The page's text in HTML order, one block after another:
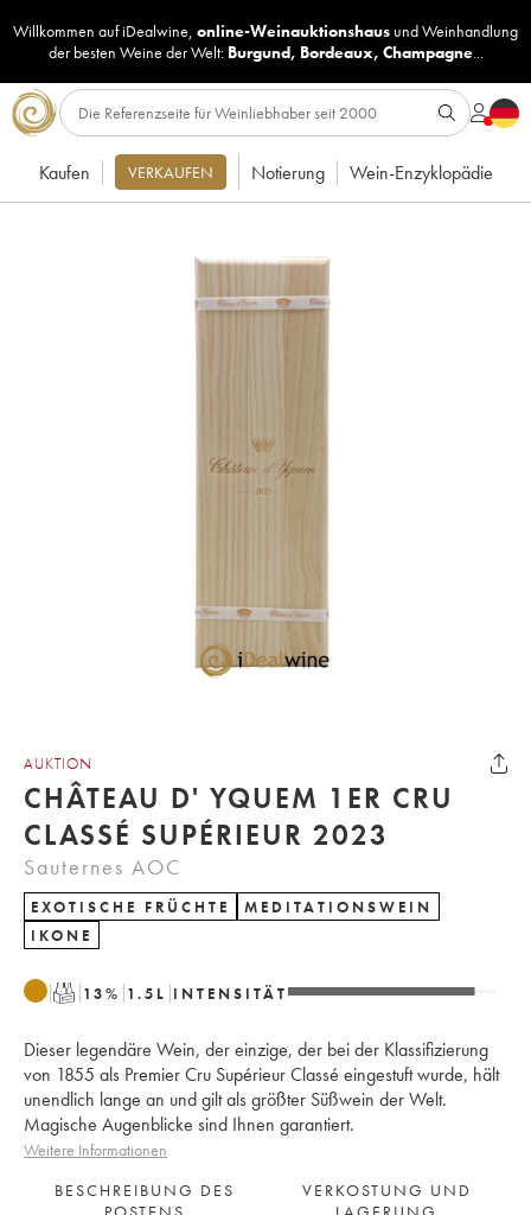
Willkommen auf iDealwine, online-Weinauktionshaus undWeinhandlung
der besten Weine der Welt: Burgund, Bordeaux, Champagne...
Kaufen VERKAUFEN Notierung Wein-Enzyklopädie
AUKTION
CHÂTEAU D' YQUEM 1ER CRU
CLASSÉ SUPÉRIEUR 2023
Sauternes AOC
EXOTISCHE FRÜCHTE
MEDITATIONSWEIN
IKONE
T 13% 1.5 L INTENSITÄT
Dieser legendäre Wein, der einzige, der bei der Klassifizierung
von 1855 als Premier Cru Supérieur Classé eingestuft wurde, hält
unendlich lange an und gilt als größter Süßwein der Welt.
Magische Augenblicke sind Ihnen garantiert.
Weitere Informationen
BESCHREIBUNG DES
VERKOSTUNG UND